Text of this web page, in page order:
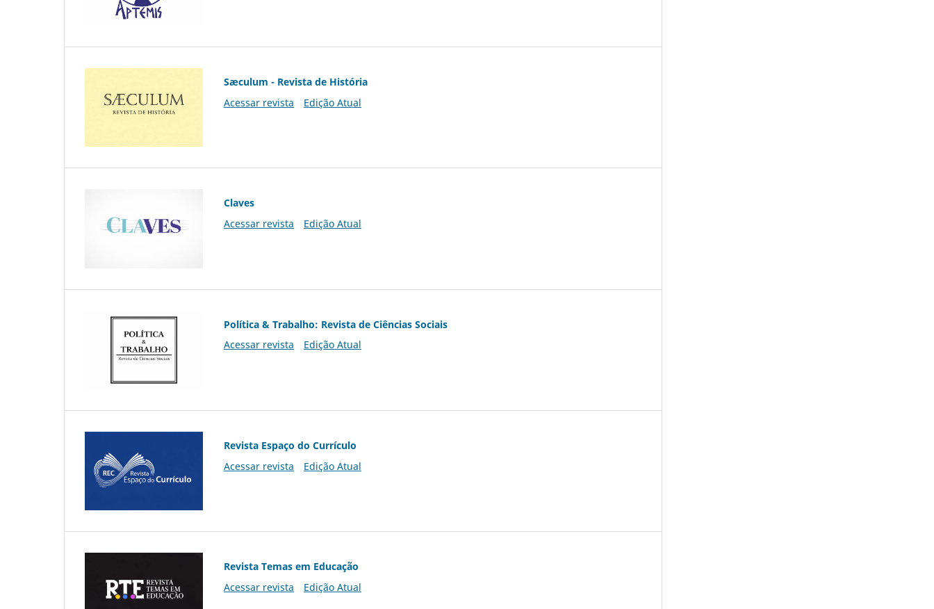
Sæculum - Revista de História
Acessar revista
Edição Atual
Claves
Acessar revista
Edição Atual
Política & Trabalho: Revista de Ciências Sociais
Acessar revista
Edição Atual
Revista Espaço do Currículo
Acessar revista
Edição Atual
Revista Temas em Educação
Acessar revista
Edição Atual